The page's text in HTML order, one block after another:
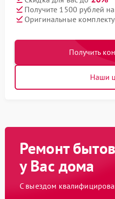
Получите 1500 рублей
Оригинальные
Получить
Наши
Ремонт
у Вас дома
С выездом